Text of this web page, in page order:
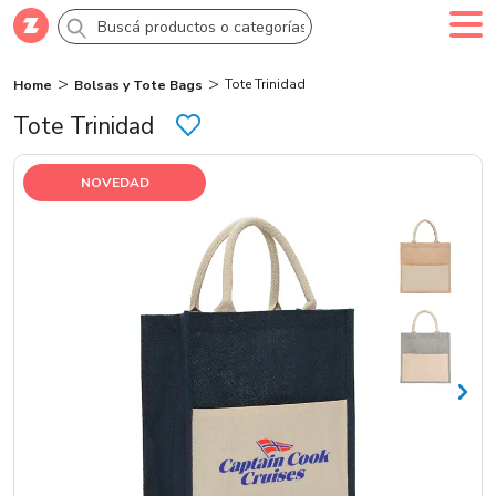
Comprar Creá tu cuenta
Categorías
Tote Trinidad
Home Bolsas y Tote Bags Tote Trinidad
NOVEDAD